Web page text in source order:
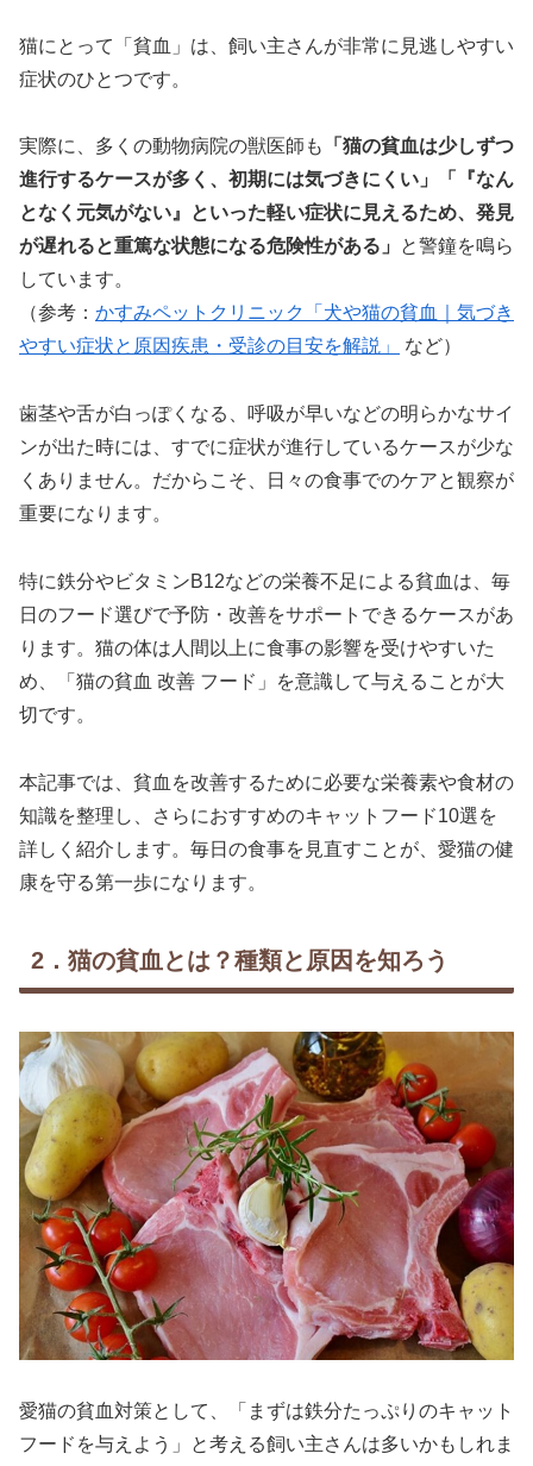
猫にとって「貧血」は、飼い主さんが非常に見逃しやすい
症状のひとつです。
実際に、多くの動物病院の獣医師も
「猫の貧血は少しずつ
進行するケースが多く、初期には気づきにくい」「『なん
となく元気がない』といった軽い症状に見えるため、発見
が遅れると重篤な状態になる危険性がある」
と警鐘を鳴ら
しています。
（参考： かすみペットクリニック「犬や猫の貧血｜気づき
やすい症状と原因疾患・受診の目安を解説」
など）
歯茎や舌が白っぽくなる、呼吸が早いなどの明らかなサイ
ンが出た時には、すでに症状が進行しているケースが少な
くありません。だからこそ、日々の食事でのケアと観察が
重要になります。
特に鉄分やビタミンB12などの栄養不足による貧血は、毎
日のフード選びで予防・改善をサポートできるケースがあ
ります。猫の体は人間以上に食事の影響を受けやすいた
め、「猫の貧血 改善 フード」を意識して与えることが大
切です。
本記事では、貧血を改善するために必要な栄養素や食材の
知識を整理し、さらにおすすめのキャットフード10選を
詳しく紹介します。毎日の食事を見直すことが、愛猫の健
康を守る第一歩になります。
2．猫の貧血とは？種類と原因を知ろう
愛猫の貧血対策として、「まずは鉄分たっぷりのキャット
フードを与えよう」と考える飼い主さんは多いかもしれま